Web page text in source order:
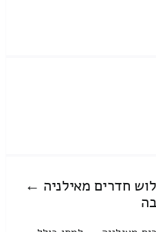
חדרים מאילניה ←